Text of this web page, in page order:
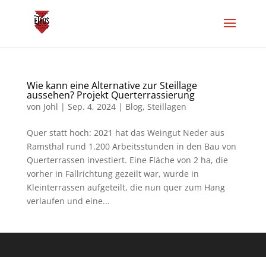
Wie kann eine Alternative zur Steillage
aussehen? Projekt Querterrassierung
von Johl | Sep. 4, 2024| Blog, Steillagen
Quer statt hoch: 2021 hat das Weingut Neder aus
Ramsthal rund 1.200 Arbeitsstunden in den Bau von
Querterrassen investiert. Eine Fläche von 2 ha, die
vorher in Fallrichtung gezeilt war, wurde in
Kleinterrassen aufgeteilt, die nun quer zum Hang
verlaufen und eine...